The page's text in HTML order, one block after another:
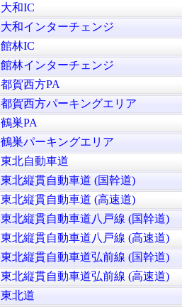
大和IC
大和インターチェンジ
館林IC
館林インターチェンジ
都賀西方PA
都賀西方パーキングエリア
鶴巣PA
鶴巣パーキングエリア
東北自動車道
東北縦貫自動車道 (国幹道)
東北縦貫自動車道 (高速道)
東北縦貫自動車道八戸線 (国幹道)
東北縦貫自動車道八戸線 (高速道)
東北縦貫自動車道弘前線 (国幹道)
東北縦貫自動車道弘前線 (高速道)
東北道